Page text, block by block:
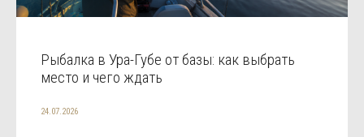
Рыбалка в Ура-Губе от базы: как выбрать
место и чего ждать
24.07.2026